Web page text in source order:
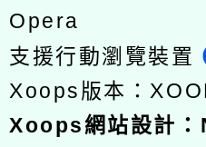
Opera
支援行動瀏覽裝置
Xoops版本：
Xoops網站設計 ：